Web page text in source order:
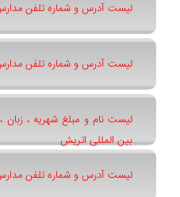
لیست آدرس و شماره تلفن
لیست آدرس و شماره تلفن
لیست نام و مبلغ شهریه ،
بین المللی اتریش
لیست آدرس و شماره تلفن